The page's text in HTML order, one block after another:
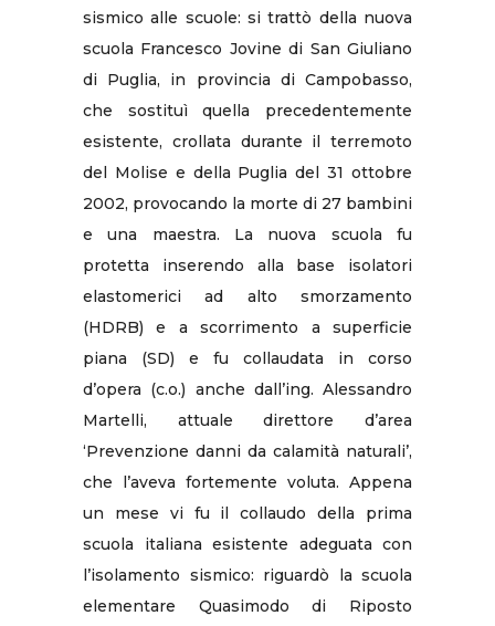
sismico alle scuole: si trattò della nuova
scuola Francesco Jovine di San Giuliano
di Puglia, in provincia di Campobasso,
che sostituì quella precedentemente
esistente, crollata durante il terremoto
del Molise e della Puglia del 31 ottobre
2002, provocando la morte di 27 bambini
e una maestra. La nuova scuola fu
protetta inserendo alla base isolatori
elastomerici ad alto smorzamento
(HDRB) e a scorrimento a superficie
piana (SD) e fu collaudata in corso
d’opera (c.o.) anche dall’ing. Alessandro
Martelli, attuale direttore d’area
‘Prevenzione danni da calamità naturali’,
che l’aveva fortemente voluta. Appena
un mese vi fu il collaudo della prima
scuola italiana esistente adeguata con
l’isolamento sismico: riguardò la scuola
elementare Quasimodo di Riposto